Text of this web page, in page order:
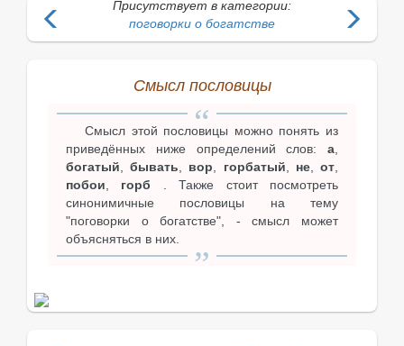
Присутствует в категории:
поговорки о богатстве
Смысл пословицы
Смысл этой пословицы можно понять из
приведённых ниже определений слов: а,
богатый,бывать, вор, горбатый, не,от,
побои, горб . Также стоит посмотреть
синонимичные пословицы на тему
"поговорки о богатстве", - смысл может
объясняться в них.